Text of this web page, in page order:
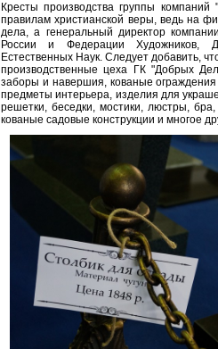
Кресты производства группы
правилам христианской веры, ведь на
дела, а генеральный директор
России и Федерации Художников,
Естественных Наук. Следует добавить,
производственные цеха ГК "Добрых
заборы и навершия, кованые
предметы интерьера, изделия для
решетки, беседки, мостики, люстры,
кованые садовые конструкции и многое